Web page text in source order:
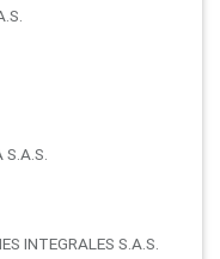
S.A.S.
INTEGRALES S.A.S.